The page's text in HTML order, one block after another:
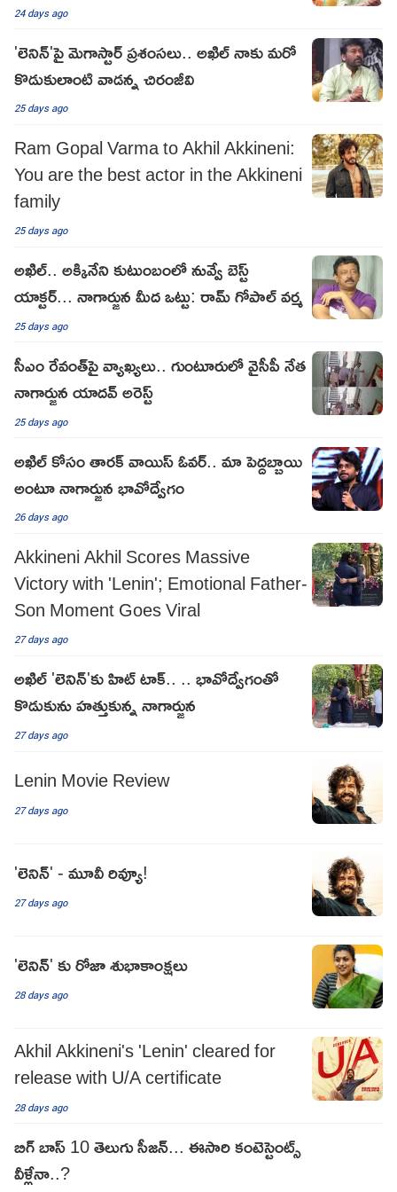
24 days ago
'లెనిన్'పై మెగాస్టార్ ప్రశంసలు.. అఖిల్ నాకు మరో
కొడుకులాంటి వాడన్న చిరంజీవి
25 days ago
Ram Gopal Varma to Akhil Akkineni:
You are the best actor in the Akkineni
family
25 days ago
అఖిల్.. అక్కినేని కుటుంబంలో నువ్వే బెస్ట్
యాక్టర్... నాగార్జున మీద ఒట్టు: రామ్ గోపాల్ వర్మ
25 days ago
సీఎం రేవంత్‌పై వ్యాఖ్యలు.. గుంటూరులో వైసీపీ నేత
నాగార్జున యాదవ్ అరెస్ట్
25 days ago
అఖిల్ కోసం తారక్ వాయిస్ ఓవర్.. మా పెద్దబ్బాయి
అంటూ నాగార్జున భావోద్వేగం
26 days ago
Akkineni Akhil Scores Massive
Victory with 'Lenin'; Emotional Father-
Son Moment Goes Viral
27 days ago
అఖిల్ 'లెనిన్'కు హిట్ టాక్.. .. భావోద్వేగంతో
కొడుకును హత్తుకున్న నాగార్జున
27 days ago
Lenin Movie Review
27 days ago
'లెనిన్' - మూవీ రివ్యూ!
27 days ago
'లెనిన్' కు రోజా శుభాకాంక్షలు
28 days ago
Akhil Akkineni's 'Lenin' cleared for
release with U/A certificate
28 days ago
బిగ్ బాస్ 10 తెలుగు సీజన్... ఈసారి కంటెస్టెంట్స్
వీళ్లేనా..?